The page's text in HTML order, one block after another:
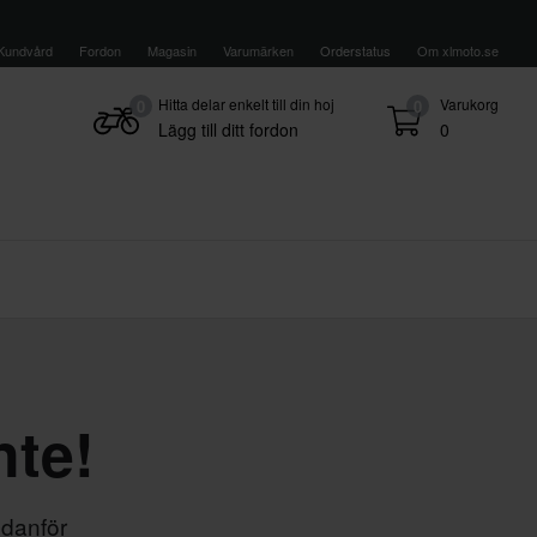
Fordon Magasin Varumärken Orderstatus Om xlmoto.se
0 Varukorg
0
Hitta delar enkelt till din hoj
Lägg till ditt fordon